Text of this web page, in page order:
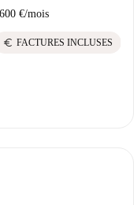
€/mois
euro FACTURES INCLUSES